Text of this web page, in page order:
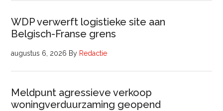
WDP verwerft logistieke site aan
Belgisch-Franse grens
augustus 6, 2026 By Redactie
Meldpunt agressieve verkoop
woningverduurzaming geopend